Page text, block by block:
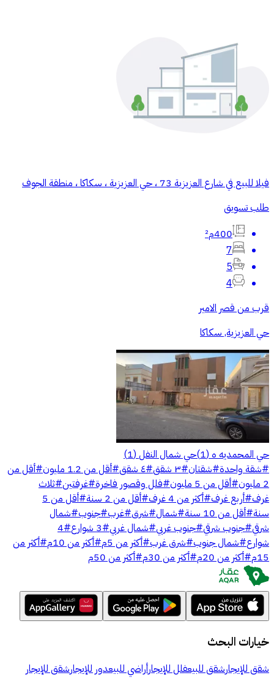
فيلا للبيع في شارع العزيزية 73 ، حي العزيزية ، سكاكا ، منطقة الجوف
طلب تسويق
400م²
7
5
4
قرب من قصر الامير
حي العزيزية, سكاكا
حي المحمديه ه (
1
)حي شمال النفل (
1
)
#شقة واحدة#شقتان#٣ شقق #٤ شقق #أقل من 1.2 مليون #أقل من
2 مليون
#أقل من 5 مليون #فلل وقصور فاخرة#غرفتين#ثلاث
غرف#أربع غرف#أكثر من 4 غرف #أقل من 2 سنة #
أقل من 5
سنة#أقل من 10 سنة #شمال#شرق#غرب#جنوب#شمال
شرقي#جنوب شرقي#جنوب غربي#شمال غربي#3 شوارع #
4
شوارع#شمال جنوب#شرق غرب#أكثر من 5م #أكثر من 10م #أكثر من
15م #أكثر من 20م #أكثر من 30م #أكثر من 50م
خيارات البحث
شقق للإيجارشقق للبيعفلل للإيجارأراضي للبيعدور للإيجارشقق للإيجار